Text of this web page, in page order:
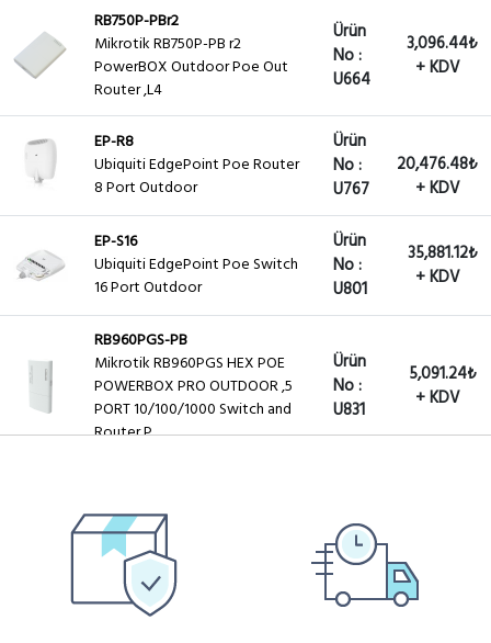
RB750P-PBr2
Mikrotik RB750P-PB r2
PowerBOX Outdoor Poe Out
Router ,L4
Ürün
No :
U664
3,096.44₺
+ KDV
EP-R8
Ubiquiti EdgePoint Poe Router
8 Port Outdoor
Ürün
No :
U767
20,476.48₺
+ KDV
EP-S16
Ubiquiti EdgePoint Poe Switch
16 Port Outdoor
Ürün
No :
U801
35,881.12₺
+ KDV
RB960PGS-PB
Mikrotik RB960PGS HEX POE
POWERBOX PRO OUTDOOR ,5
PORT 10/100/1000 Switch and
Router P...
Ürün
No :
U831
5,091.24₺
+ KDV
4S-IN with POE-out and with
RouterOS L5
No :
U838